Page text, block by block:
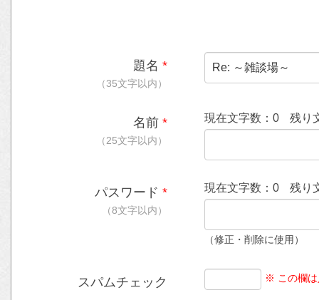
題名 *
（35文字以内）
名前 *
（25文字以内）
現在文字数：0 残り
パスワード *
（8文字以内）
現在文字数：0 残り
（修正・削除に使用）
スパムチェック ※ この欄は